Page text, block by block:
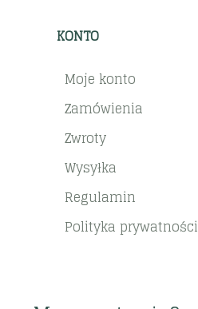
KONTO
Moje konto
Zamówienia
Zwroty
Wysyłka
Regulamin
Polityka prywatności